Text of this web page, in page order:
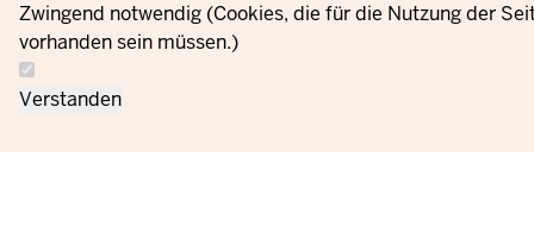
Zwingend notwendig (Cookies, die für die Nutzung der
vorhanden sein müssen.)
Verstanden